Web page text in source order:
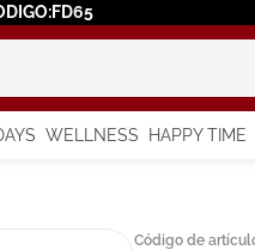
WELLNESS HAPPY TIME
Código de